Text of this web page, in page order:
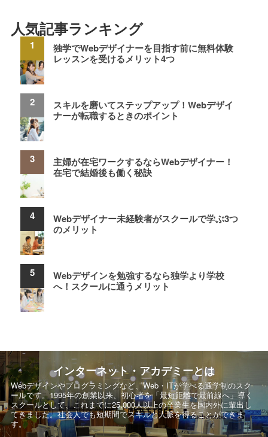
人気記事ランキング
独学でWebデザイナーを目指す前に無料体験
レッスンを受けるメリット4つ
スキルを磨いてステップアップ！Webデザイ
ナーが転職するときのポイント
主婦が在宅ワークするならWebデザイナー！
在宅で結婚後も働く秘訣
Webデザイナー未経験者がスクールで学ぶ3つ
のメリット
Webデザインを勉強するなら独学より学校
へ！スクールに通うメリット
インターネット・アカデミーとは
Webデザインやプログラミングなど、Web・ITが学べる通学制のスク
ールです。1995年の創業以来、初心者を「最短距離で最前線へ」導く
スクールとして、これまでに25,000人以上の卒業生を国内外に輩出し
てきました。社会人でも短期間でスキルと人脈を得ることができま
す。